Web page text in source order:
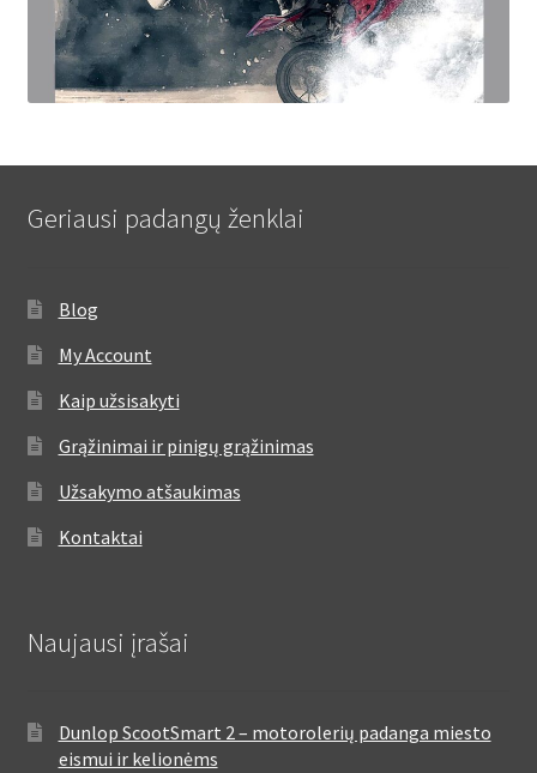
Geriausi padangų ženklai
Blog
My Account
Kaip užsisakyti
Grąžinimai ir pinigų grąžinimas
Užsakymo atšaukimas
Kontaktai
Naujausi įrašai
Dunlop ScootSmart 2 – motorolerių padanga miesto
eismui ir kelionėms